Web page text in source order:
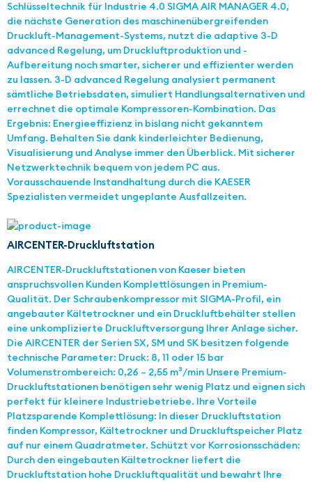
Schlüsseltechnik für Industrie 4.0 SIGMA AIR MANAGER 4.0,
die nächste Generation des maschinenübergreifenden
Druckluft-Management-Systems, nutzt die adaptive 3-D
advanced Regelung, um Druckluftproduktion und -
Aufbereitung noch smarter, sicherer und effizienter werden
zu lassen. 3-D advanced Regelung analysiert permanent
sämtliche Betriebsdaten, simuliert Handlungsalternativen und
errechnet die optimale Kompressoren-Kombination. Das
Ergebnis: Energieeffizienz in bislang nicht gekanntem
Umfang. Behalten Sie dank kinderleichter Bedienung,
Visualisierung und Analyse immer den Überblick. Mit sicherer
Netzwerktechnik bequem von jedem PC aus.
Vorausschauende Instandhaltung durch die KAESER
Spezialisten vermeidet ungeplante Ausfallzeiten.
AIRCENTER-Druckluftstation
AIRCENTER-Druckluftstationen von Kaeser bieten
anspruchsvollen Kunden Komplettlösungen in Premium-
Qualität. Der Schraubenkompressor mit SIGMA-Profil, ein
angebauter Kältetrockner und ein Druckluftbehälter stellen
eine unkomplizierte Druckluftversorgung Ihrer Anlage sicher.
Die AIRCENTER der Serien SX, SM und SK besitzen folgende
technische Parameter: Druck: 8, 11 oder 15 bar
Volumenstrombereich: 0,26 – 2,55 m³/min Unsere Premium-
Druckluftstationen benötigen sehr wenig Platz und eignen sich
perfekt für kleinere Industriebetriebe. Ihre Vorteile
Platzsparende Komplettlösung: In dieser Druckluftstation
finden Kompressor, Kältetrockner und Druckluftspeicher Platz
auf nur einem Quadratmeter. Schützt vor Korrosionsschäden:
Durch den eingebauten Kältetrockner liefert die
Druckluftstation hohe Druckluftqualität und bewahrt Ihre